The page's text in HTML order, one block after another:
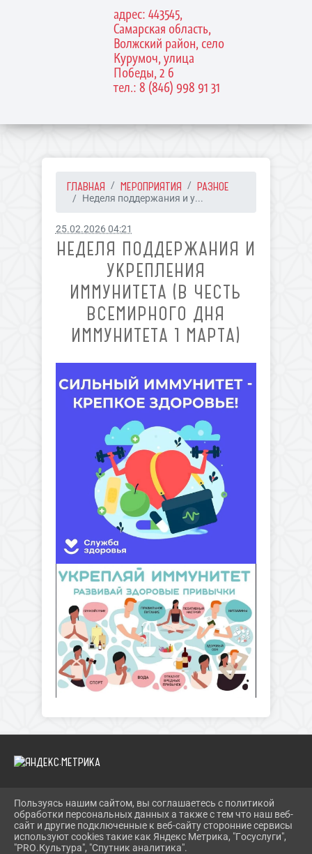
адрес: 443545,
Самарская область,
Волжский район, село
Курумоч, улица
Победы, 2 б
тел.: 8 (846) 998 91 31
ГЛАВНАЯ МЕРОПРИЯТИЯ РАЗНОЕ
Неделя поддержания и у...
25.02.2026 04:21
НЕДЕЛЯ ПОДДЕРЖАНИЯ И
УКРЕПЛЕНИЯ
ИММУНИТЕТА (В ЧЕСТЬ
ВСЕМИРНОГО ДНЯ
ИММУНИТЕТА 1 МАРТА)
2026 Г. KURUMOCH-CK.RU
ВХОД
КАРТА САЙТА
ПОЛИТИКА ОБРАБОТКИ ПЕРСОНАЛЬНЫХ ДАННЫХ
Пользуясь нашим сайтом, вы соглашаетесь с политикой
обработки персональных данных а также с тем что наш веб-
сайт и другие подключенные к веб-сайту сторонние сервисы
используют cookies такие как Яндекс Метрика, "Госуслуги",
"PRO.Культура", "Спутник аналитика".